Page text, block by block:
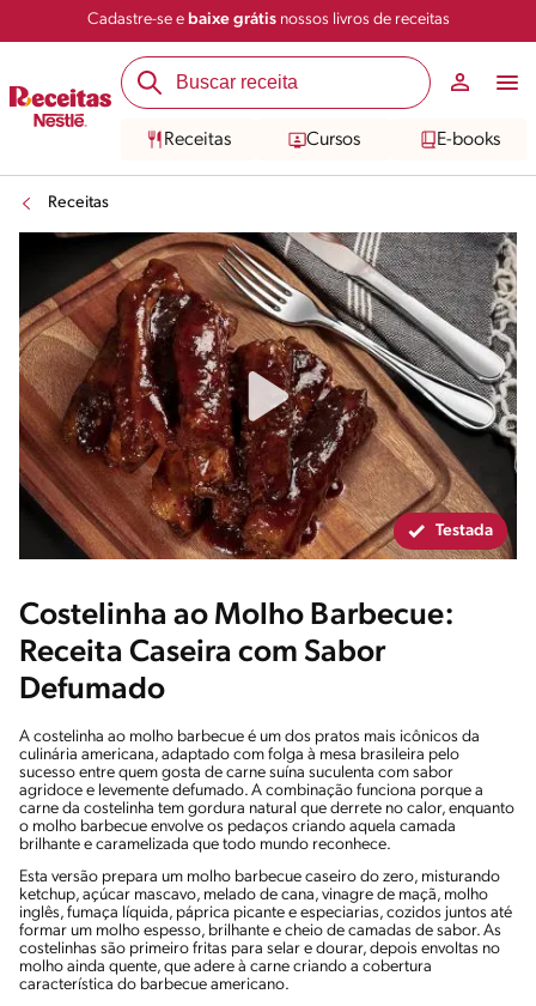
Cadastre-se e baixe grátisnossos livros de receitas
Receitas Cursos E-books
Receitas
Salvar Compartilhar
Testada
Costelinha ao Molho Barbecue:
Receita Caseira com Sabor
Defumado
A costelinha ao molho barbecue é um dos pratos mais icônicos da
culinária americana, adaptado com folga à mesa brasileira pelo
sucesso entre quem gosta de carne suína suculenta com sabor
agridoce e levemente defumado. A combinação funciona porque a
carne da costelinha tem gordura natural que derrete no calor, enquanto
o molho barbecue envolve os pedaços criando aquela camada
brilhante e caramelizada que todo mundo reconhece.
Esta versão prepara um molho barbecue caseiro do zero, misturando
ketchup, açúcar mascavo, melado de cana, vinagre de maçã, molho
inglês, fumaça líquida, páprica picante e especiarias, cozidos juntos até
formar um molho espesso, brilhante e cheio de camadas de sabor. As
costelinhas são primeiro fritas para selar e dourar, depois envoltas no
molho ainda quente, que adere à carne criando a cobertura
característica do barbecue americano.